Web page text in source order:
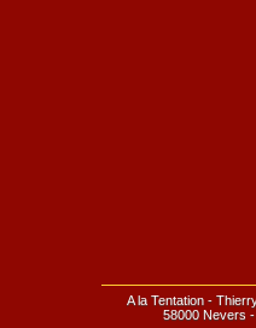
A la Tentation -
58000 Nevers -